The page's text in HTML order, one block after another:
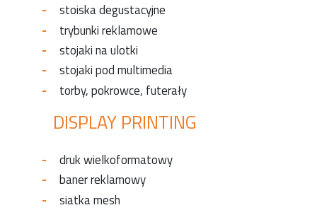
stoiska degustacyjne
trybunki reklamowe
stojaki na ulotki
stojaki pod multimedia
torby, pokrowce, futerały
DISPLAY PRINTING
druk wielkoformatowy
baner reklamowy
siatka mesh